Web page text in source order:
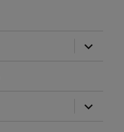
ouvrir
ouvrir